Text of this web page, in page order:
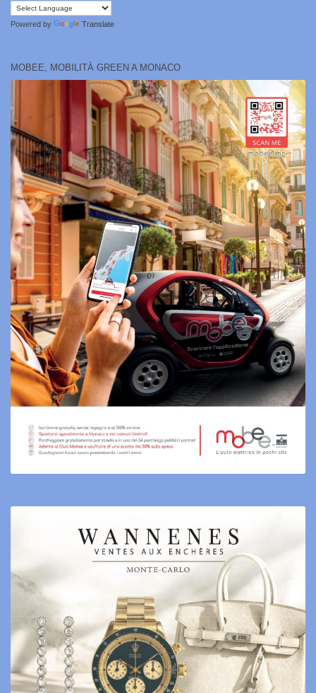
Powered by Translate
MOBEE, MOBILITÀ GREEN A MONACO